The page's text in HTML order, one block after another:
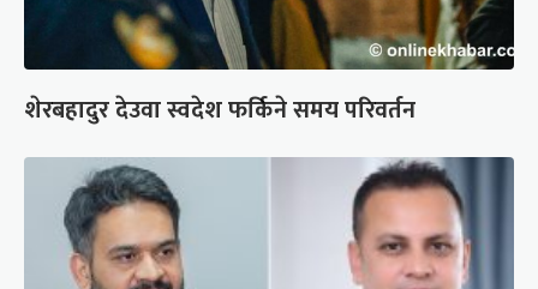
शेरबहादुर देउवा स्वदेश फर्किने समय परिवर्तन